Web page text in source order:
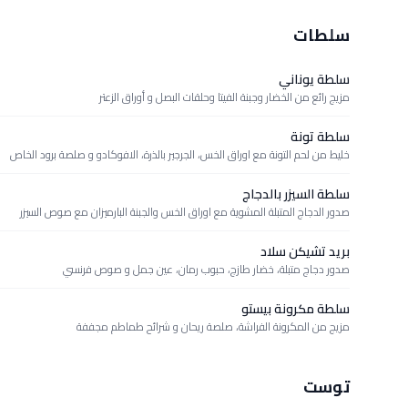
سلطات
سلطة يوناني
مزيج رائع من الخضار وجبنة الفيتا وحلقات البصل و أوراق الزعتر
سلطة تونة
خليط من لحم التونة مع اوراق الخس، الجرجير بالذرة، الافوكادو و صلصة برود الخاص
سلطة السيزر بالدجاج
صدور الدجاج المتبلة المشوية مع اوراق الخس والجبنة البارميزان مع صوص السيزر
بريد تشيكن سلاد
صدور دجاج متبلة، خضار طازج، حبوب رمان، عين جمل و صوص فرنسي
سلطة مكرونة بيستو
مزيج من المكرونة الفراشة، صلصة ريحان و شرائح طماطم مجففة
توست